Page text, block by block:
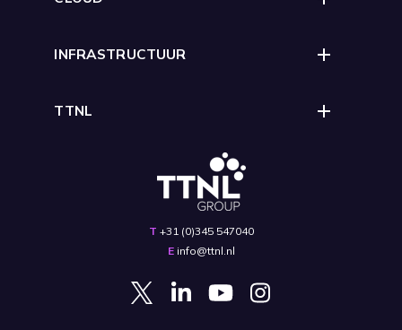
INFRASTRUCTUUR
TTNL
T +31 (0)345 547040
E info@ttnl.nl